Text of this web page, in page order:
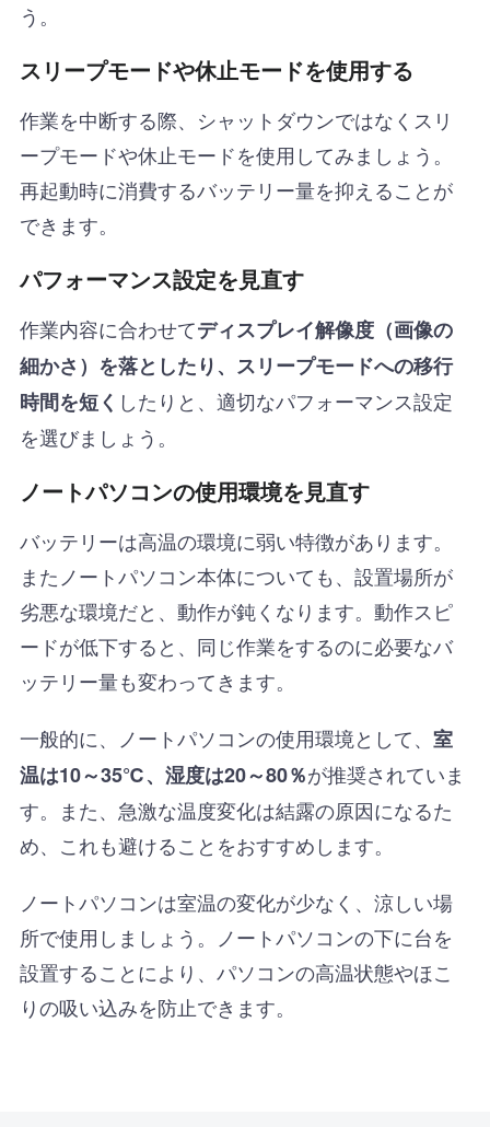
う。
スリープモードや休止モードを使用する
作業を中断する際、シャットダウンではなくスリ
ープモードや休止モードを使用してみましょう。
再起動時に消費するバッテリー量を抑えることが
できます。
パフォーマンス設定を見直す
作業内容に合わせてディスプレイ解像度（画像の
細かさ）を落としたり、スリープモードへの移行
時間を短く したりと、適切なパフォーマンス設定
を選びましょう。
ノートパソコンの使用環境を見直す
バッテリーは高温の環境に弱い特徴があります。
またノートパソコン本体についても、設置場所が
劣悪な環境だと、動作が鈍くなります。動作スピ
ードが低下すると、同じ作業をするのに必要なバ
ッテリー量も変わってきます。
一般的に、ノートパソコンの使用環境として、 室
温は10～35℃、湿度は20～80％が推奨されていま
す。また、急激な温度変化は結露の原因になるた
め、これも避けることをおすすめします。
ノートパソコンは室温の変化が少なく、涼しい場
所で使用しましょう。ノートパソコンの下に台を
設置することにより、パソコンの高温状態やほこ
りの吸い込みを防止できます。